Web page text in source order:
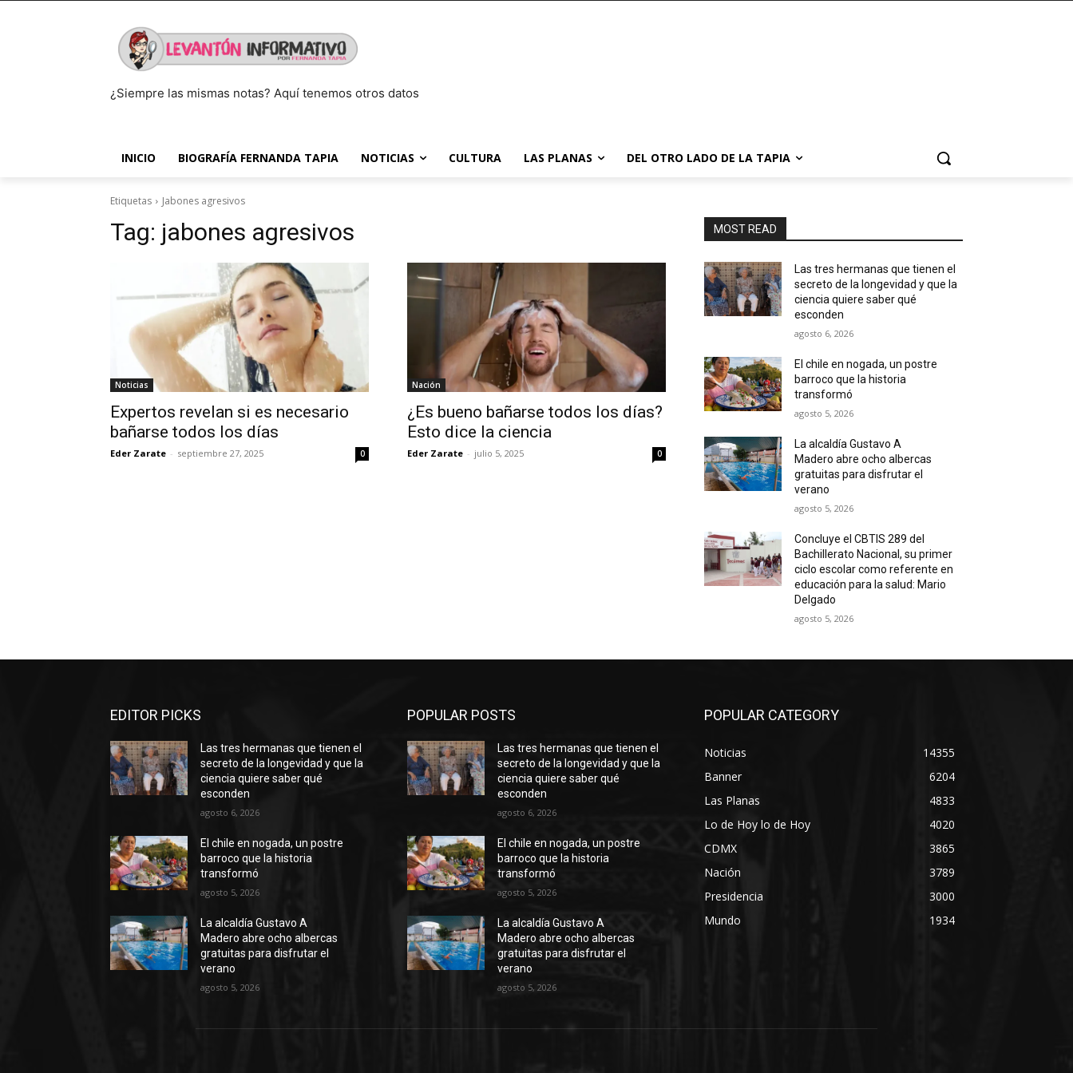
¿Siempre las mismas notas? Aquí tenemos otros datos
INICIO BIOGRAFÍA FERNANDA TAPIA NOTICIAS CULTURA LAS PLANAS DEL OTRO LADO DE LA TAPIA
Etiquetas Jabones agresivos
Tag: jabones agresivos
Noticias
Expertos revelan si es necesario
bañarse todos los días
Eder Zarate - septiembre 27, 2025 0
Nación
¿Es bueno bañarse todos los días?
Esto dice la ciencia
Eder Zarate - julio 5, 2025 0
MOST READ
Las tres hermanas que tienen el
secreto de la longevidad y que la
ciencia quiere saber qué
esconden
agosto 6, 2026
El chile en nogada, un postre
barroco que la historia
transformó
agosto 5, 2026
La alcaldía Gustavo A
Madero abre ocho albercas
gratuitas para disfrutar el
verano
agosto 5, 2026
Concluye el CBTIS 289 del
Bachillerato Nacional, su primer
ciclo escolar como referente en
educación para la salud: Mario
Delgado
agosto 5, 2026
EDITOR PICKS
Las tres hermanas que tienen el
secreto de la longevidad y que la
ciencia quiere saber qué
esconden
agosto 6, 2026
El chile en nogada, un postre
barroco que la historia
transformó
agosto 5, 2026
La alcaldía Gustavo A
Madero abre ocho albercas
gratuitas para disfrutar el
verano
agosto 5, 2026
POPULAR POSTS
Las tres hermanas que tienen el
secreto de la longevidad y que la
ciencia quiere saber qué
esconden
agosto 6, 2026
El chile en nogada, un postre
barroco que la historia
transformó
agosto 5, 2026
La alcaldía Gustavo A
Madero abre ocho albercas
gratuitas para disfrutar el
verano
agosto 5, 2026
POPULAR CATEGORY
Noticias
14355
Banner
6204
Las Planas
4833
Lo de Hoy lo de Hoy
4020
CDMX
3865
Nación
3789
Presidencia
3000
Mundo
1934